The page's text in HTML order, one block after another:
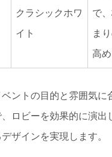
クラシックホワ
イト
で
ま
高め
ントの目的と雰囲気に
ロビーを効果的に演出
ザインを実現します。